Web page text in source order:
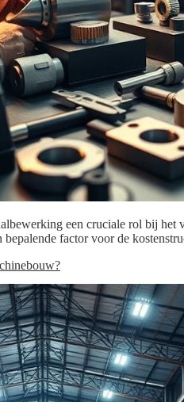
een cruciale rol bij
factor voor de